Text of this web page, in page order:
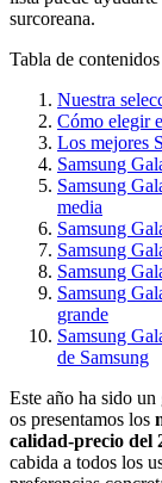
surcoreana.
Tabla de contenidos
Nuestra
Cómo elegir
Los mejores
Samsung
Samsung
media
Samsung
Samsung
Samsung
Samsung
grande
Samsung
de Samsung
Este año ha sido
os presentamos los
calidad-precio del
cabida a todos los